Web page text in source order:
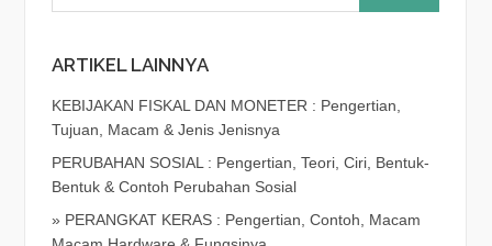
ARTIKEL LAINNYA
KEBIJAKAN FISKAL DAN MONETER : Pengertian,
Tujuan, Macam & Jenis Jenisnya
PERUBAHAN SOSIAL : Pengertian, Teori, Ciri, Bentuk-
Bentuk & Contoh Perubahan Sosial
» PERANGKAT KERAS : Pengertian, Contoh, Macam